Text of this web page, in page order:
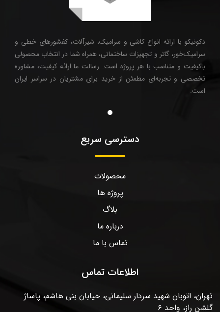
دکونیکو با ارائه انواع کاشی و سرامیک، شیرآلات، کفشورهای خطی و
سرامیک‌خور، گاتر و تجهیزات ساختمانی، همراه شما در انتخاب محصولی
باکیفیت و متناسب با هر پروژه است. رسالت ما ارائه کیفیت، مشاوره
تخصصی و تجربه‌ای مطمئن از خرید برای مشتریان در سراسر ایران
است.
دسترسی سریع
محصولات
پروژه ها
بلاگ
درباره ما
تماس با ما
اطلاعات تماس
تهران، اتوبان شهید سردار سلیمانی، خیابان بنی هاشم، پاساژ
گلشن راز، واحد ۶